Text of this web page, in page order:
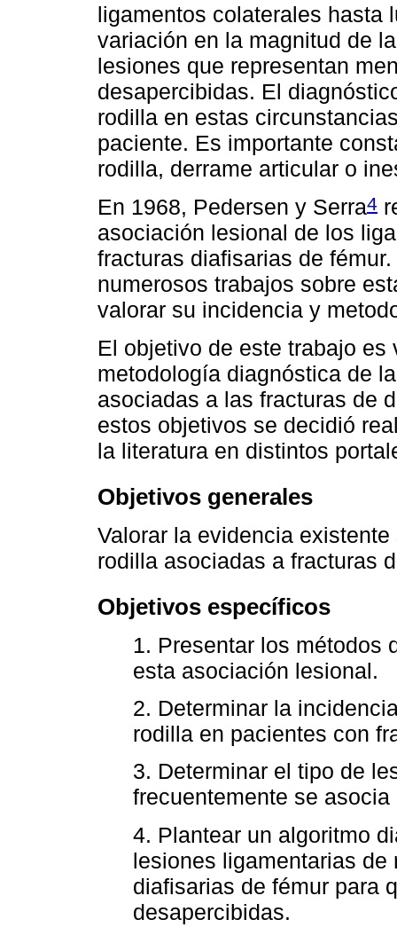
ligamentos colaterales hasta
variación en la magnitud de
lesiones que representan
desapercibidas. El
rodilla en estas
paciente. Es importante
rodilla, derrame articular o
En 1968, Pedersen y Serra4
asociación lesional de los
fracturas diafisarias de
numerosos trabajos sobre
valorar su incidencia y
El objetivo de este trabajo
metodología diagnóstica de
asociadas a las fracturas de
estos objetivos se decidió
la literatura en distintos
Objetivos generales
Valorar la evidencia
rodilla asociadas a fracturas
Objetivos específicos
1. Presentar los métodos
esta asociación lesional.
2. Determinar la
rodilla en pacientes con
3. Determinar el tipo de
frecuentemente se
4. Plantear un algoritmo
lesiones ligamentarias
diafisarias de fémur para
desapercibidas.